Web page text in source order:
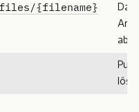
{filename}